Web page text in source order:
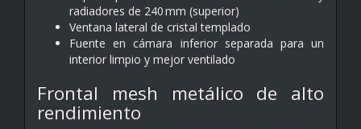
radiadores de 240 mm (superior)
Ventana lateral de cristal templado
Fuente en cámara inferior separada para un
interior limpio y mejor ventilado
Frontal mesh metálico de alto
rendimiento